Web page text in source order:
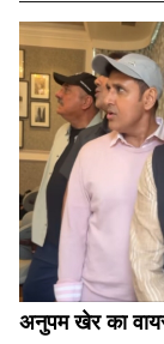
अनुपम खेर का